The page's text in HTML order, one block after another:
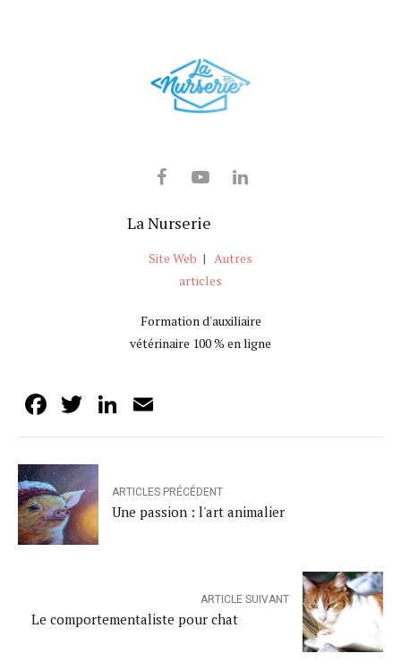
La Nurserie
Site Web | Autres
articles
Formation d'auxiliaire
vétérinaire 100 % en ligne
Facebook
TwitterLinkedIn
ARTICLES PRÉCÉDENT
Une passion : l'art animalier
ARTICLE SUIVANT
Le comportementaliste pour chat